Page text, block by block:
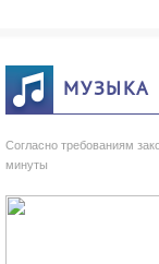
МУЗЫКА
Согласно требованиям
минуты